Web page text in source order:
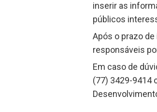
inserir as
públicos
Após o prazo
responsáveis
Em caso de
(77) 3429-9414